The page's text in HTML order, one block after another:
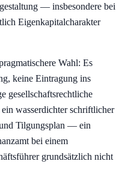
— insbesondere bei
Eigenkapitalcharakter
Wahl: Es
keine Eintragung ins
gesellschaftsrechtliche
wasserdichter schriftlicher
Tilgungsplan — ein
bei einem
grundsätzlich nicht